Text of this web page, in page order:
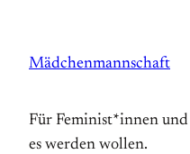
springen
Mädchenmannschaft
Für Feminist*innen
es werden wollen.